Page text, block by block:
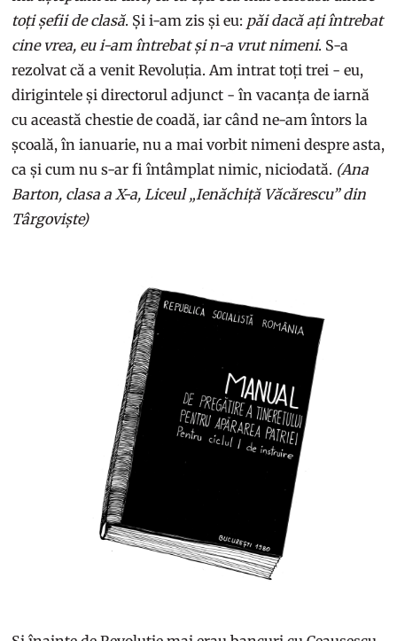
toți șefii de clasă. Și i-am zis și eu: păi dacă ați întrebat
cine vrea, eu i-am întrebat și n-a vrut nimeni. S-a
rezolvat că a venit Revoluția. Am intrat toți trei - eu,
dirigintele și directorul adjunct - în vacanța de iarnă
cu această chestie de coadă, iar când ne-am întors la
școală, în ianuarie, nu a mai vorbit nimeni despre asta,
ca și cum nu s-ar fi întâmplat nimic, niciodată. (Ana
Barton, clasa a X-a, Liceul „Ienăchiță Văcărescu” din
Târgoviște)